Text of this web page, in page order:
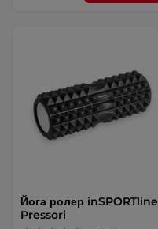
Йога ролер inSPORTline
Pressori